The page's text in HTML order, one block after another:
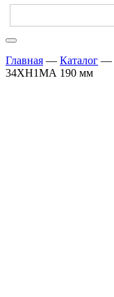
Главная — Каталог —
34ХН1МА 190 мм